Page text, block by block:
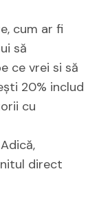
cum ar fi
să
ce vrei si să
20% includ
cu
direct